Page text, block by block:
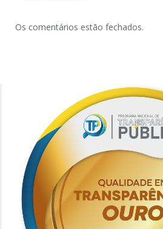
Os comentários estão fechados.